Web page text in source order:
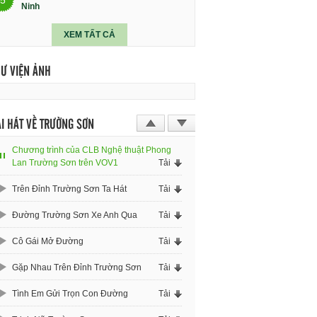
Ninh
XEM TẤT CẢ
VIỆN ẢNH
HÁT VỀ TRƯỜNG SƠN
Chương trình của CLB Nghệ thuật Phong
Lan Trường Sơn trên VOV1
Tải
Trên Đỉnh Trường Sơn Ta Hát Tải
Đường Trường Sơn Xe Anh Qua Tải
Cô Gái Mở Đường Tải
Gặp Nhau Trên Đỉnh Trường Sơn Tải
Tình Em Gửi Trọn Con Đường Tải